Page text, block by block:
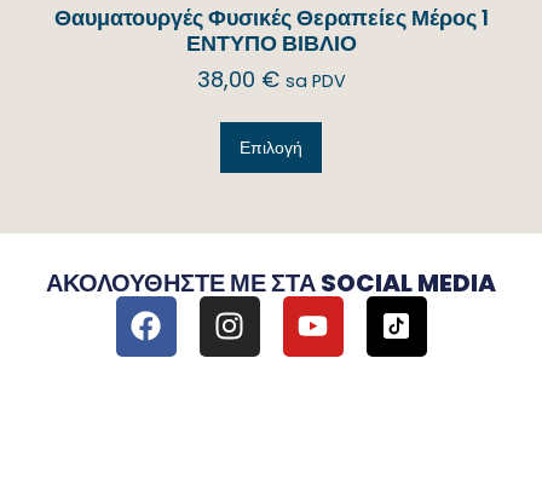
Θαυματουργές Φυσικές Θεραπείες Μέρος 1
ΕΝΤΥΠΟ ΒΙΒΛΙΟ
38,00 € sa PDV
Επιλογή
ΑΚΟΛΟΥΘΉΣΤΕ ΜΕ ΣΤΑ SOCIAL MEDIA